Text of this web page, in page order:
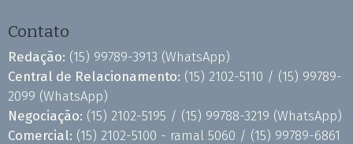
Contato
Redação: (15) 99789-3913 (WhatsApp)
Central de Relacionamento: (15) 2102-5110 / (15) 99789-
2099 (WhatsApp)
Negociação: (15) 2102-5195 / (15) 99788-3219 (WhatsApp)
Comercial: (15) 2102-5100 - ramal 5060 / (15) 99789-6861